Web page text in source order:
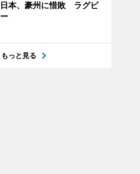
日本、豪州に惜敗 ラグビ
ー
もっと見る